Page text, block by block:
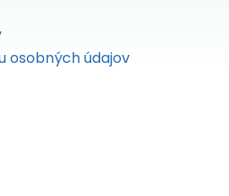
osobných údajov